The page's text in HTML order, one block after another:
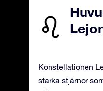
Konstellationen
starka stjärnor